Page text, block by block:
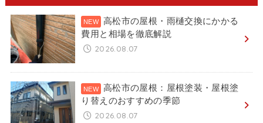
高松市の屋根・雨樋交換にかかる
費用と相場を徹底解説
2026.08.07
高松市の屋根：屋根塗装・屋根塗
り替えのおすすめの季節
2026.08.07